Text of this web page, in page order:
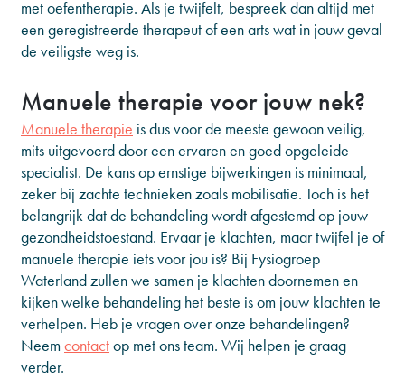
met oefentherapie. Als je twijfelt, bespreek dan altijd met
een geregistreerde therapeut of een arts wat in jouw geval
de veiligste weg is.
Manuele therapie voor jouw nek?
Manuele therapie is dus voor de meeste gewoon veilig,
mits uitgevoerd door een ervaren en goed opgeleide
specialist. De kans op ernstige bijwerkingen is minimaal,
zeker bij zachte technieken zoals mobilisatie. Toch is het
belangrijk dat de behandeling wordt afgestemd op jouw
gezondheidstoestand. Ervaar je klachten, maar twijfel je of
manuele therapie iets voor jou is? Bij Fysiogroep
Waterland zullen we samen je klachten doornemen en
kijken welke behandeling het beste is om jouw klachten te
verhelpen. Heb je vragen over onze behandelingen?
Neemcontactop met ons team. Wij helpen je graag
verder.